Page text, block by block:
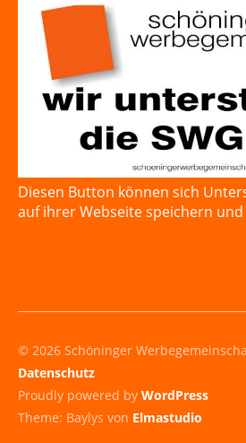
Diesen Button können sich
auf ihrer Webseite speichern
© 2026 Schöninger
Datenschutz
Proudly powered by WordPress
Theme: Baylys von Elmastudio